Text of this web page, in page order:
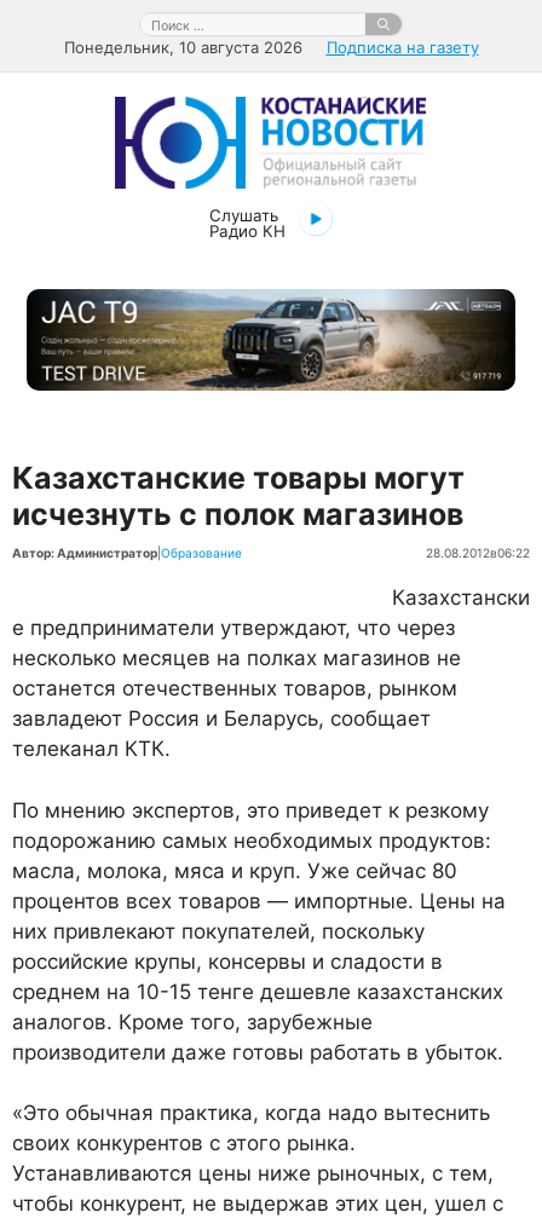
содержимому
Поиск:
Понедельник, 10 августа 2026 Подписка на газету
Слушать
Радио КН
Казахстанские товары могут
исчезнуть с полок магазинов
Автор: Администратор Образование 28.08.2012в06:22
Казахстански
е предприниматели утверждают, что через
несколько месяцев на полках магазинов не
останется отечественных товаров, рынком
завладеют Россия и Беларусь, сообщает
телеканал КТК.
По мнению экспертов, это приведет к резкому
подорожанию самых необходимых продуктов:
масла, молока, мяса и круп. Уже сейчас 80
процентов всех товаров — импортные. Цены на
них привлекают покупателей, поскольку
российские крупы, консервы и сладости в
среднем на 10-15 тенге дешевле казахстанских
аналогов. Кроме того, зарубежные
производители даже готовы работать в убыток.
«Это обычная практика, когда надо вытеснить
своих конкурентов с этого рынка.
Устанавливаются цены ниже рыночных, с тем,
чтобы конкурент, не выдержав этих цен, ушел с